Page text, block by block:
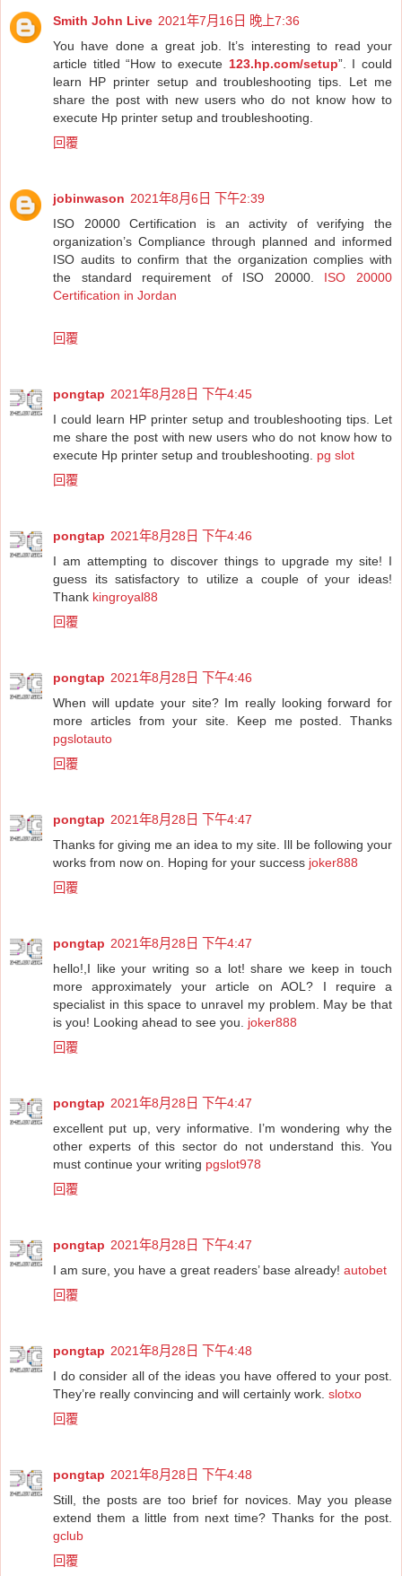
Smith John Live 2021年7月16日 晚上7:36
You have done a great job. It’s interesting to read your
article titled “How to execute 123.hp.com/setup”. I could
learn HP printer setup and troubleshooting tips. Let me
share the post with new users who do not know how to
execute Hp printer setup and troubleshooting.
回覆
jobinwason 2021年8月6日 下午2:39
ISO 20000 Certification is an activity of verifying the
organization’s Compliance through planned and informed
ISO audits to confirm that the organization complies with
the standard requirement of ISO 20000. ISO 20000
Certification in Jordan
回覆
pongtap 2021年8月28日 下午4:45
I could learn HP printer setup and troubleshooting tips. Let
me share the post with new users who do not know how to
execute Hp printer setup and troubleshooting. pg slot
回覆
pongtap 2021年8月28日 下午4:46
I am attempting to discover things to upgrade my site! I
guess its satisfactory to utilize a couple of your ideas!
Thank kingroyal88
回覆
pongtap 2021年8月28日 下午4:46
When will update your site? Im really looking forward for
more articles from your site. Keep me posted. Thanks
pgslotauto
回覆
pongtap 2021年8月28日 下午4:47
Thanks for giving me an idea to my site. Ill be following your
works from now on. Hoping for your success joker888
回覆
pongtap 2021年8月28日 下午4:47
hello!,I like your writing so a lot! share we keep in touch
more approximately your article on AOL? I require a
specialist in this space to unravel my problem. May be that
is you! Looking ahead to see you. joker888
回覆
pongtap 2021年8月28日 下午4:47
excellent put up, very informative. I’m wondering why the
other experts of this sector do not understand this. You
must continue your writing pgslot978
回覆
pongtap 2021年8月28日 下午4:47
I am sure, you have a great readers’ base already! autobet
回覆
pongtap 2021年8月28日 下午4:48
I do consider all of the ideas you have offered to your post.
They’re really convincing and will certainly work. slotxo
回覆
pongtap 2021年8月28日 下午4:48
Still, the posts are too brief for novices. May you please
extend them a little from next time? Thanks for the post.
gclub
回覆